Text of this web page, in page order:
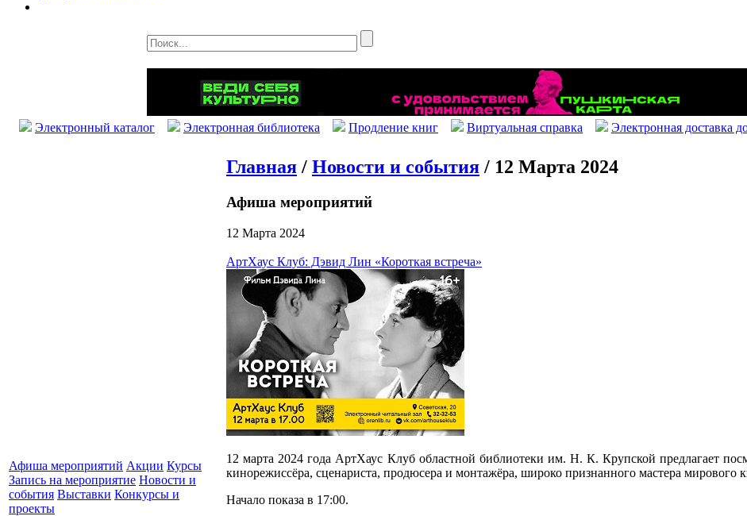
Электронный каталог Электронная библиотека Продление книг Виртуальная справка Электронная доставка
Афиша мероприятий Акции Курсы
Запись на мероприятие Новости и
события Выставки Конкурсы и
проекты
Главная / Новости и события / 12 Марта 2024
Афиша мероприятий
12 Марта 2024
АртХаус Клуб: Дэвид Лин «Короткая встреча»
12 марта 2024 года АртХаус Клуб областной библиотеки им. Н. К. Крупской предлагает
кинорежиссёра, сценариста, продюсера и монтажёра, широко признанного мастера мирового
Начало показа в 17:00.